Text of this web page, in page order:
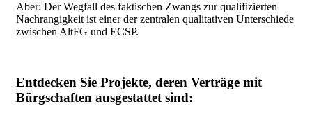
Aber: Der Wegfall des faktischen Zwangs zur qualifizierten
Nachrangigkeit ist einer der zentralen qualitativen Unterschiede
zwischen AltFG und ECSP.
Entdecken Sie Projekte, deren Verträge mit
Bürgschaften ausgestattet sind: